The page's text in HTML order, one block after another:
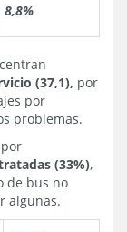
8,8%
(37,1), por
por
problemas.
(33%),
de bus no
algunas.